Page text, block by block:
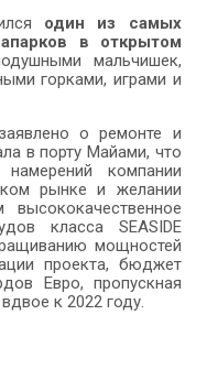
один из самых
в открытом
мальчишек,
горками, играми и
о ремонте и
в порту Майами, что
намерений компании
рынке и желании
класса SEASIDE
мощностей
проекта, бюджет
Евро, пропускная
к 2022 году.